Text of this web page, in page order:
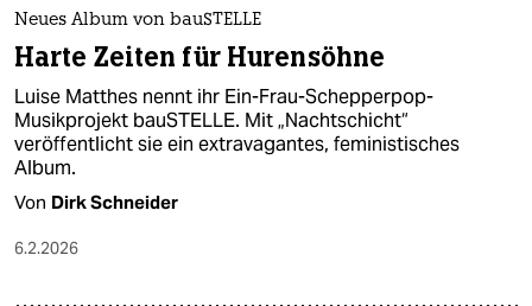
Neues Album von bauSTELLE
Harte Zeiten für Hurensöhne
Luise Matthes nennt ihr Ein-Frau-Schepperpop-
Musikprojekt bauSTELLE. Mit „Nachtschicht“
veröffentlicht sie ein extravagantes, feministisches
Album.
Von Dirk Schneider
6.2.2026